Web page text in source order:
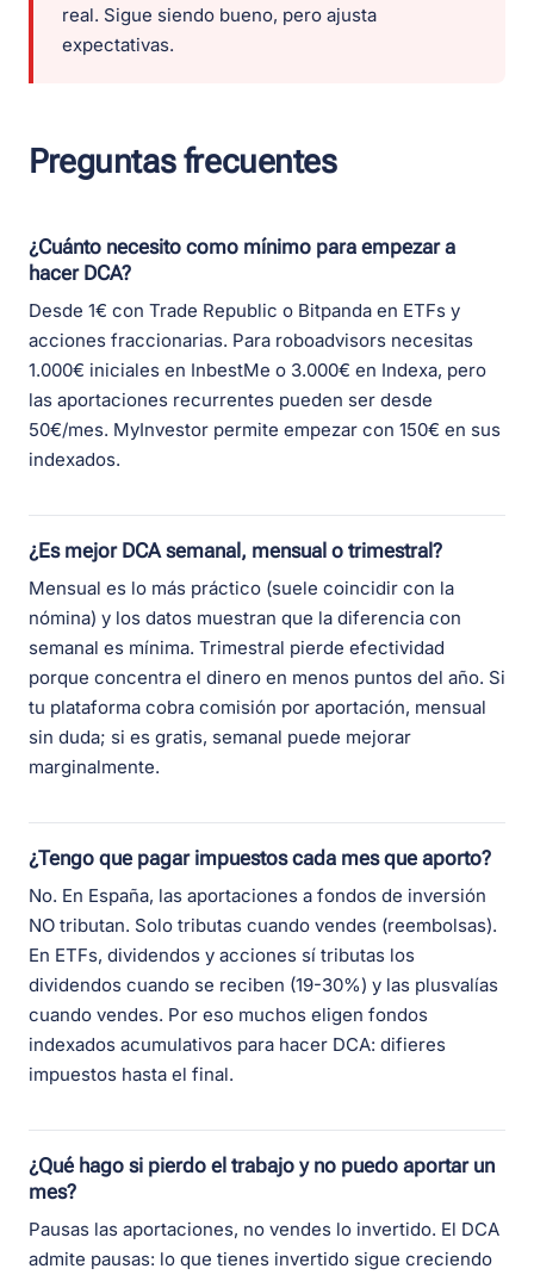
real. Sigue siendo bueno, pero ajusta
expectativas.
Preguntas frecuentes
¿Cuánto necesito como mínimo para empezar a
hacer DCA?
Desde 1€ con Trade Republic o Bitpanda en ETFs y
acciones fraccionarias. Para roboadvisors necesitas
1.000€ iniciales en InbestMe o 3.000€ en Indexa, pero
las aportaciones recurrentes pueden ser desde
50€/mes. MyInvestor permite empezar con 150€ en sus
indexados.
¿Es mejor DCA semanal, mensual o trimestral?
Mensual es lo más práctico (suele coincidir con la
nómina) y los datos muestran que la diferencia con
semanal es mínima. Trimestral pierde efectividad
porque concentra el dinero en menos puntos del año. Si
tu plataforma cobra comisión por aportación, mensual
sin duda; si es gratis, semanal puede mejorar
marginalmente.
¿Tengo que pagar impuestos cada mes que aporto?
No. En España, las aportaciones a fondos de inversión
NO tributan. Solo tributas cuando vendes (reembolsas).
En ETFs, dividendos y acciones sí tributas los
dividendos cuando se reciben (19-30%) y las plusvalías
cuando vendes. Por eso muchos eligen fondos
indexados acumulativos para hacer DCA: difieres
impuestos hasta el final.
¿Qué hago si pierdo el trabajo y no puedo aportar un
mes?
Pausas las aportaciones, no vendes lo invertido. El DCA
admite pausas: lo que tienes invertido sigue creciendo